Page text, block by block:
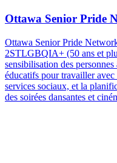
Ottawa Senior Pride
Ottawa Senior Pride
2STLGBQIA+ (50 ans et
sensibilisation des
éducatifs pour travailler avec
services sociaux, et la
des soirées dansantes et